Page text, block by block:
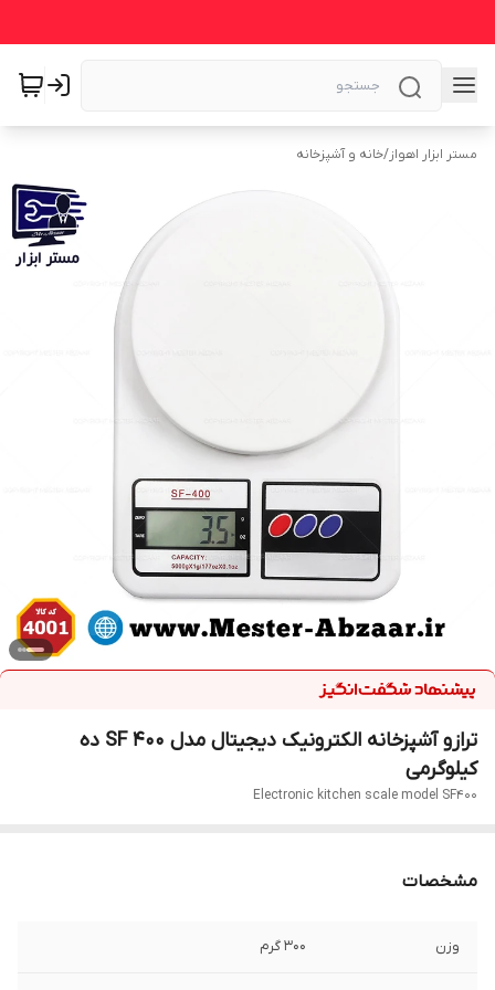
مستر ابزار اهواز/خانه و آشپزخانه
ترازو آشپزخانه الکترونیک دیجیتال مدل SF 400 ده
کیلوگرمی
Electronic kitchen scale model SF400
مشخصات
وزن 300 گرم